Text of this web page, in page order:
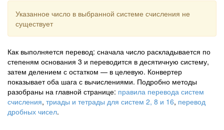
Указанное число в выбранной системе счисления не
существует
Как выполняется перевод: сначала число раскладывается по
степеням основания 3 и переводится в десятичную систему,
затем делением с остатком — в целевую. Конвертер
показывает оба шага с вычислениями. Подробно методы
разобраны на главной странице: правила перевода систем
счисления, триады и тетрады для систем 2, 8 и 16, перевод
дробных чисел.